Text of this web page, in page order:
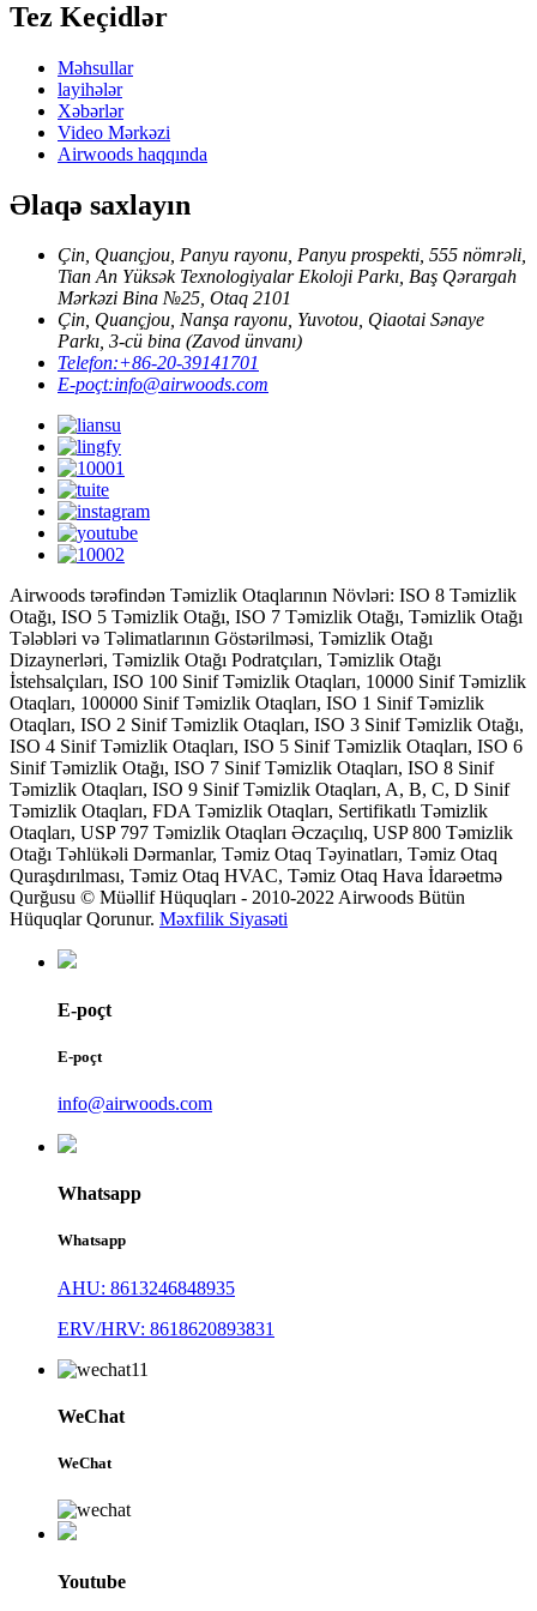
Tez Keçidlər
Məhsullar
layihələr
Xəbərlər
Video Mərkəzi
Airwoods haqqında
Əlaqə saxlayın
Çin, Quançjou, Panyu rayonu, Panyu prospekti, 555 nömrəli,
Tian An Yüksək Texnologiyalar Ekoloji Parkı, Baş Qərargah
Mərkəzi Bina №25, Otaq 2101
Çin, Quançjou, Nanşa rayonu, Yuvotou, Qiaotai Sənaye
Parkı, 3-cü bina (Zavod ünvanı)
Telefon:+86-20-39141701
E-poçt:info@airwoods.com
Airwoods tərəfindən Təmizlik Otaqlarının Növləri: ISO 8 Təmizlik
Otağı, ISO 5 Təmizlik Otağı, ISO 7 Təmizlik Otağı, Təmizlik Otağı
Tələbləri və Təlimatlarının Göstərilməsi, Təmizlik Otağı
Dizaynerləri, Təmizlik Otağı Podratçıları, Təmizlik Otağı
İstehsalçıları, ISO 100 Sinif Təmizlik Otaqları, 10000 Sinif Təmizlik
Otaqları, 100000 Sinif Təmizlik Otaqları, ISO 1 Sinif Təmizlik
Otaqları, ISO 2 Sinif Təmizlik Otaqları, ISO 3 Sinif Təmizlik Otağı,
ISO 4 Sinif Təmizlik Otaqları, ISO 5 Sinif Təmizlik Otaqları, ISO 6
Sinif Təmizlik Otağı, ISO 7 Sinif Təmizlik Otaqları, ISO 8 Sinif
Təmizlik Otaqları, ISO 9 Sinif Təmizlik Otaqları, A, B, C, D Sinif
Təmizlik Otaqları, FDA Təmizlik Otaqları, Sertifikatlı Təmizlik
Otaqları, USP 797 Təmizlik Otaqları Əczaçılıq, USP 800 Təmizlik
Otağı Təhlükəli Dərmanlar, Təmiz Otaq Təyinatları, Təmiz Otaq
Quraşdırılması, Təmiz Otaq HVAC, Təmiz Otaq Hava İdarəetmə
Qurğusu © Müəllif Hüquqları - 2010-2022 Airwoods Bütün
Hüquqlar Qorunur. Məxfilik Siyasəti
E-poçt
E-poçt
info@airwoods.com
Whatsapp
Whatsapp
AHU: 8613246848935
ERV/HRV: 8618620893831
WeChat
WeChat
Youtube